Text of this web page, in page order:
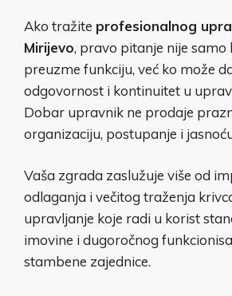
Ako tražite profesionalnog
Mirijevo, pravo pitanje nije samo
preuzme funkciju, već ko može
odgovornost i kontinuitet u
Dobar upravnik ne prodaje
organizaciju, postupanje i
Vaša zgrada zaslužuje više od
odlaganja i večitog traženja
upravljanje koje radi u korist
imovine i dugoročnog
stambene zajednice.